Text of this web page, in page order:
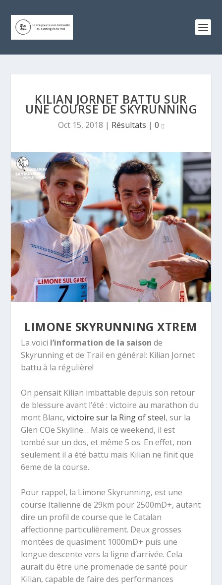
KILIAN JORNET BATTU SUR
UNE COURSE DE SKYRUNNING
Oct 15, 2018 | Résultats | 0
LIMONE SKYRUNNING XTREM
La voici l’information de la saison de
Skyrunning et de Trail en général: Kilian Jornet
battu à la régulière!
On pensait Kilian imbattable depuis son retour
de blessure avant l’été : victoire au marathon du
mont Blanc, victoire sur la Ring of steel, sur la
Glen COe Skyline… Mais ce weekend, il est
tombé sur un dos, et même 5 os. En effet, non
seulement il a été battu mais Kilian ne finit que
6eme de la course.
Pour rappel, la Limone Skyrunning, est une
course Italienne de 29km pour 2500mD+, autant
dire un profil de course que le Catalan
affectionne particulièrement. Deux grosses
montées de quasiment 1000mD+ puis une
longue descente vers la ligne d’arrivée. Cela
aurait du être une promenade de santé pour
Kilian, capable de faire des performances